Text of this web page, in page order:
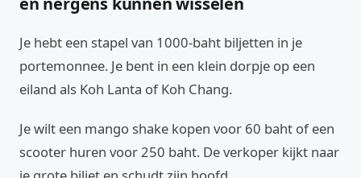
Je hebt een stapel van 1000-baht biljetten in je
portemonnee. Je bent in een klein dorpje op een
eiland als Koh Lanta of Koh Chang.
Je wilt een mango shake kopen voor 60 baht of een
scooter huren voor 250 baht. De verkoper kijkt naar